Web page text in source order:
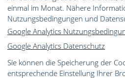
einmal im Monat. Nähere
Nutzungsbedingungen und
Google Analytics
Google Analytics Datenschutz
Sie können die Speicherung der
entsprechende Einstellung Ihrer